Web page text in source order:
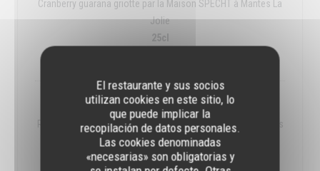
El restaurante y sus socios
utilizan cookies en este sitio, lo
que puede implicar la
recopilación de datos personales.
Las cookies denominadas
«necesarias» son obligatorias y
Cranberry guarana griotte par la Maison SPECHT à Mantes La
Jolie
25cl
MUSE
Romarin Abricot Bergamotte par la Maison SPECHT à Mantes
La Jolie
25CL